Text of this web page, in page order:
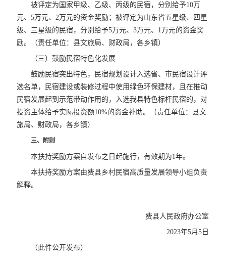
被评定为国家甲级、乙级、丙级的民宿，分别给予10万
元、5万元、2万元的资金奖励；被评定为山东省五星级、四星
级、三星级的民宿，分别给予5万元、3万元、1万元的资金奖
励。（责任单位：县文旅局、财政局，各乡镇）
（三）鼓励民宿特色化发展
鼓励民宿突出特色，民宿规划设计入选省、市民宿设计评
选名单，民宿建设或装修过程中使用绿色环保建材，且在推动
民宿发展起到示范带动作用的，入选我县特色标杆民宿的，对
投资主体给予实际投资额10%的资金补助。（责任单位：县文
旅局、财政局，各乡镇）
三、附则
本扶持奖励方案自发布之日起施行，有效期为1年。
本扶持奖励方案由费县乡村民宿高质量发展领导小组负责
解释。
费县人民政府办公室
2023年5月5日
（此件公开发布）